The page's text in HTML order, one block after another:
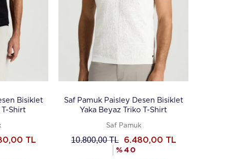
Bisiklet
T-Shirt
TL
Saf Pamuk Paisley Desen Bisiklet
Yaka Beyaz Triko T-Shirt
Saf Pamuk
10.800,00TL 6.480,00 TL
%40